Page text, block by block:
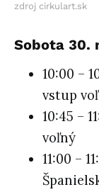
zdroj cirkulart.sk
Sobota 30.
10:00 –
vstup
10:45 –
voľný
11:00 –